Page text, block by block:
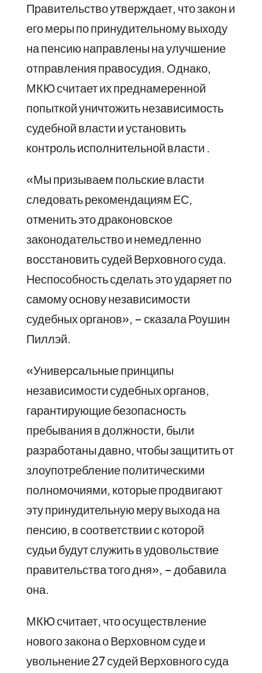
Правительство утверждает, что закон и
его меры по принудительному выходу
на пенсию направлены на улучшение
отправления правосудия. Однако,
МКЮ считает их преднамеренной
попыткой уничтожить независимость
судебной власти и установить
контроль исполнительной власти .
«Мы призываем польские власти
следовать рекомендациям ЕС,
отменить это драконовское
законодательство и немедленно
восстановить судей Верховного суда.
Неспособность сделать это ударяет по
самому основу независимости
судебных органов», – сказала Роушин
Пиллэй.
«Универсальные принципы
независимости судебных органов,
гарантирующие безопасность
пребывания в должности, были
разработаны давно, чтобы защитить от
злоупотребление политическими
полномочиями, которые продвигают
эту принудительную меру выхода на
пенсию, в соответствии с которой
судьи будут служить в удовольствие
правительства того дня», – добавила
она.
МКЮ считает, что осуществление
нового закона о Верховном суде и
увольнение 27 судей Верховного суда